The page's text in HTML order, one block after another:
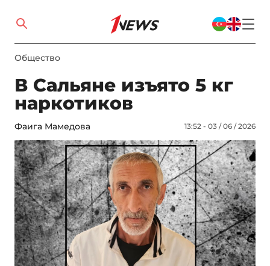
Общество
В Сальяне изъято 5 кг
наркотиков
Фаига Мамедова 13:52 - 03 / 06 / 2026